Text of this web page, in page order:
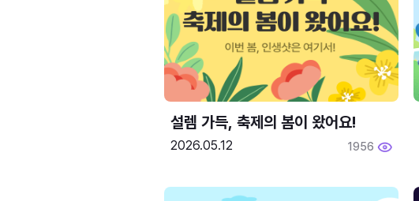
설렘 가득, 축제의 봄이 왔어요!
2026.05.12 1956